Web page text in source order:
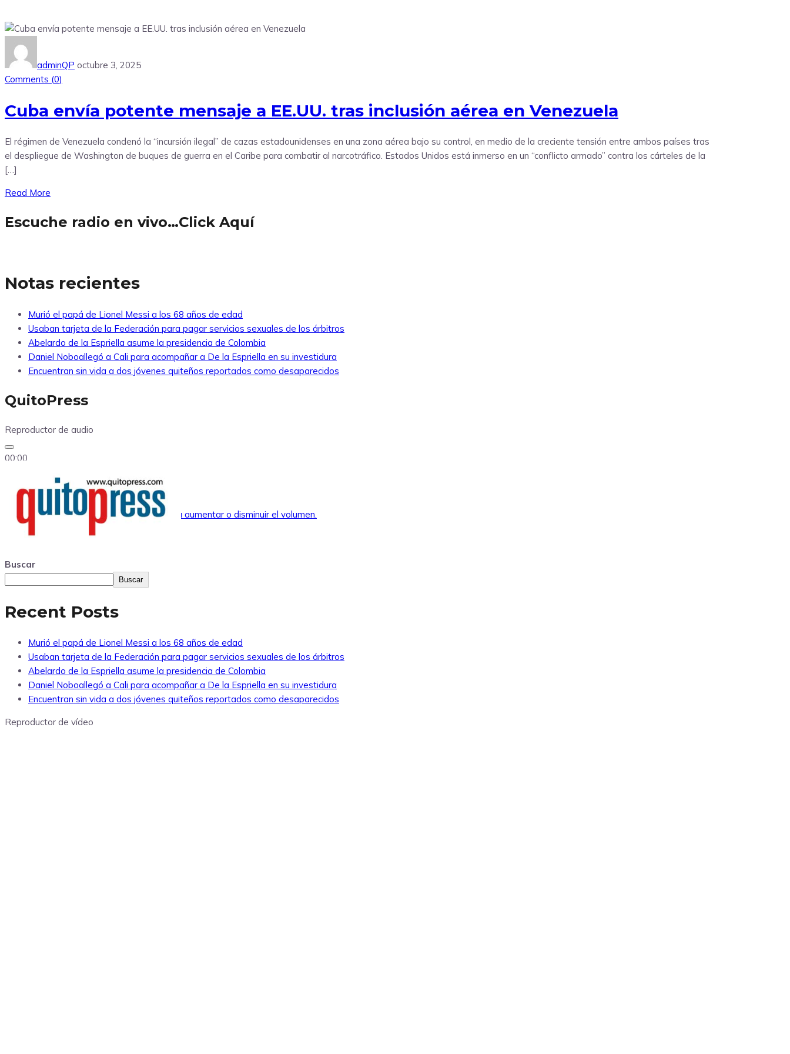
adminQP octubre 3, 2025
Comments (0)
Cuba envía potente mensaje a EE.UU. tras inclusión aérea en Venezuela
El régimen de Venezuela condenó la “incursión ilegal” de cazas estadounidenses en una zona aérea bajo su control, en medio de la creciente tensión entre ambos países tras
el despliegue de Washington de buques de guerra en el Caribe para combatir al narcotráfico. Estados Unidos está inmerso en un “conflicto armado” contra los cárteles de la
[…]
Read More
Escuche radio en vivo…Click Aquí
Notas recientes
Murió el papá de Lionel Messi a los 68 años de edad
Usaban tarjeta de la Federación para pagar servicios sexuales de los árbitros
Abelardo de la Espriella asume la presidencia de Colombia
Daniel Noboallegó a Cali para acompañar a De la Espriella en su investidura
Encuentran sin vida a dos jóvenes quiteños reportados como desaparecidos
QuitoPress
Reproductor de audio
00:00
00:00
Utiliza las teclas de flecha arriba/abajo para aumentar o disminuir el volumen.
Buscar
Buscar
Recent Posts
Murió el papá de Lionel Messi a los 68 años de edad
Usaban tarjeta de la Federación para pagar servicios sexuales de los árbitros
Abelardo de la Espriella asume la presidencia de Colombia
Daniel Noboallegó a Cali para acompañar a De la Espriella en su investidura
Encuentran sin vida a dos jóvenes quiteños reportados como desaparecidos
Reproductor de vídeo